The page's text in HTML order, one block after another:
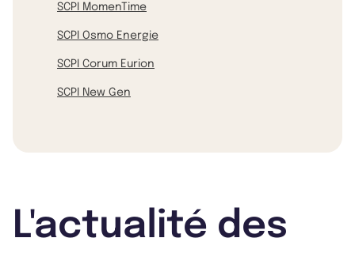
SCPI MomenTime
SCPI Osmo Energie
SCPI Corum Eurion
SCPI New Gen
L'actualité des